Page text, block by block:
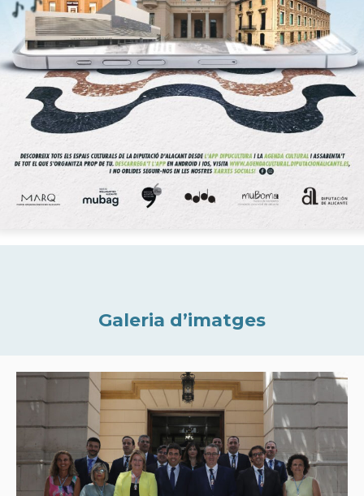
Galeria d’imatges